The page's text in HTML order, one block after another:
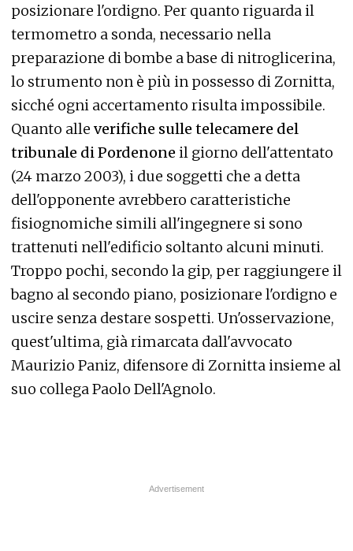
posizionare l'ordigno. Per quanto riguarda il
termometro a sonda, necessario nella
preparazione di bombe a base di nitroglicerina,
lo strumento non è più in possesso di Zornitta,
sicché ogni accertamento risulta impossibile.
Quanto alle verifiche sulle telecamere del
tribunale di Pordenone il giorno dell'attentato
(24 marzo 2003), i due soggetti che a detta
dell'opponente avrebbero caratteristiche
fisiognomiche simili all'ingegnere si sono
trattenuti nell'edificio soltanto alcuni minuti.
Troppo pochi, secondo la gip, per raggiungere il
bagno al secondo piano, posizionare l'ordigno e
uscire senza destare sospetti. Un'osservazione,
quest'ultima, già rimarcata dall'avvocato
Maurizio Paniz, difensore di Zornitta insieme al
suo collega Paolo Dell'Agnolo.